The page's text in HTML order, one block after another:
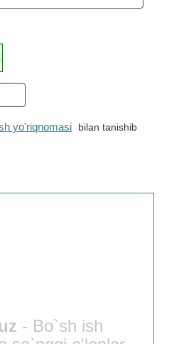
yo'riqnomasi
bilan tanishib
- Bo`sh ish